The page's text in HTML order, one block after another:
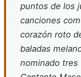
puntos de los
canciones
corazón roto
baladas
nominado tres